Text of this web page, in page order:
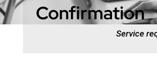
Confirmation
Service